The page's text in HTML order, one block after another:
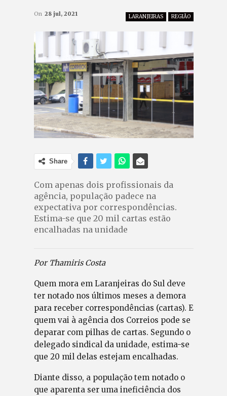
LARANJEIRAS REGIÃO
On 28 jul, 2021
Share
Com apenas dois profissionais da
agência, população padece na
expectativa por correspondências.
Estima-se que 20 mil cartas estão
encalhadas na unidade
Por Thamiris Costa
Quem mora em Laranjeiras do Sul deve
ter notado nos últimos meses a demora
para receber correspondências (cartas). E
quem vai à agência dos Correios pode se
deparar com pilhas de cartas. Segundo o
delegado sindical da unidade, estima-se
que 20 mil delas estejam encalhadas.
Diante disso, a população tem notado o
que aparenta ser uma ineficiência dos